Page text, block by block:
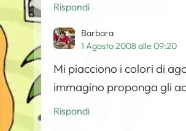
Rispondi
Barbara
1 Agosto 2008 alle 09:20
Mi piacciono i colori di
immagino proponga gli
Rispondi